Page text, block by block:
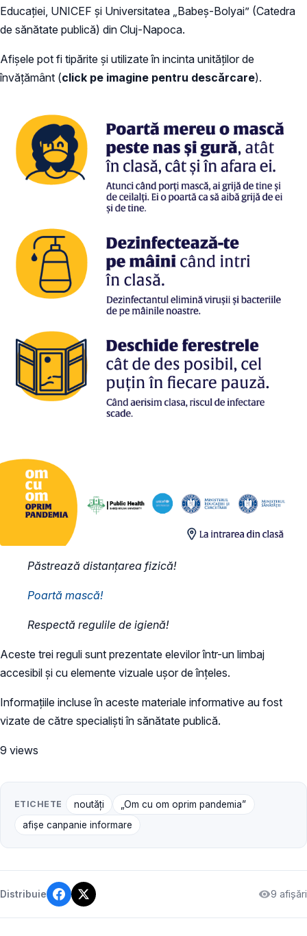
Educației, UNICEF și Universitatea „Babeș-Bolyai” (Catedra
de sănătate publică) din Cluj-Napoca.
Afișele pot fi tipărite și utilizate în incinta unităților de
învățământ (click pe imagine pentru descărcare).
Păstrează distanțarea fizică!
Poartă mască!
Respectă regulile de igienă!
Aceste trei reguli sunt prezentate elevilor într-un limbaj
accesibil și cu elemente vizuale ușor de înțeles.
Informațiile incluse în aceste materiale informative au fost
vizate de către specialiști în sănătate publică.
9 views
ETICHETE noutăți
„Om cu om oprim pandemia”
afișe canpanie informare
Distribuie 9 afișări